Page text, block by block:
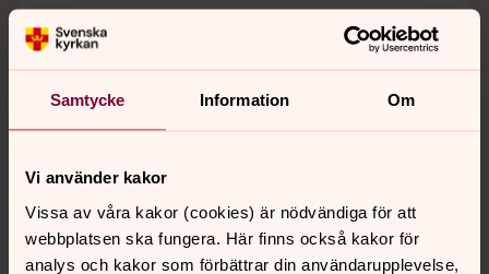
Samtycke Information Om
Vi använder kakor
Vissa av våra kakor (cookies) är nödvändiga för att
webbplatsen ska fungera. Här finns också kakor för
analys och kakor som förbättrar din användarupplevelse,
Synpunkter eller frågor på sidans
innehåll?
vaxjo.pastorat@svenskakyrkan.se